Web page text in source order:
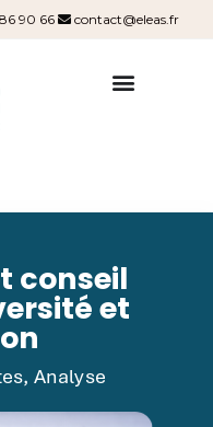
90 66 contact@eleas.fr
conseil
et
Analyse